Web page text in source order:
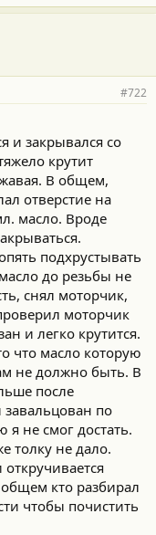
#722
и закрывался со
крутит
В общем,
отверстие на
масло. Вроде
подхрустывать
до резьбы не
снял моторчик,
моторчик
и легко крутится.
что масло которую
не должно быть. В
после
по
не смог достать.
толку не дало.
откручивается
кто разбирал
чтобы почистить